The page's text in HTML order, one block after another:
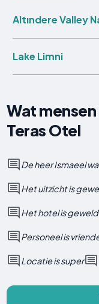
Altındere Valley
Lake Limni
Wat
Teras Otel
De heer Ismaeel
Het uitzicht is
Het hotel is
Personeel is
Locatie is super